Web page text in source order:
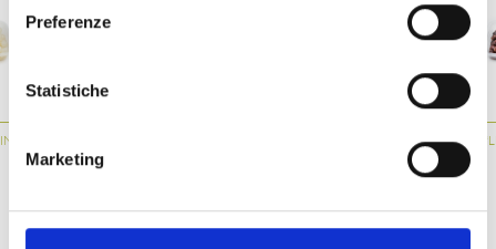
Preferenze
Statistiche
Marketing
ATM034
AUBERGINES
034
GRILLED
AUBERGINES
FROM MAGAZINE